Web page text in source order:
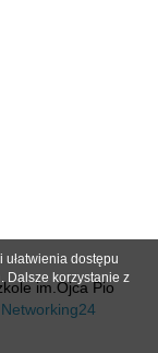
im.Ojca Pio
Networking24
dostępu
Dalsze korzystanie z